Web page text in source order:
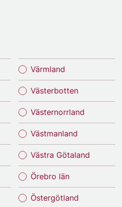
Värmland
Västerbotten
Västernorrland
Västmanland
Västra Götaland
Örebro län
Östergötland